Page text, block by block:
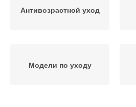
Антивозрастной уход
Модели по уходу